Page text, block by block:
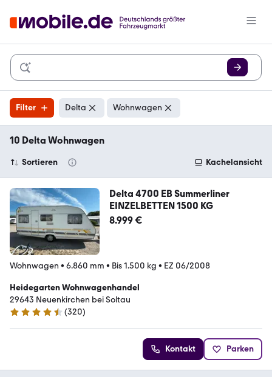
Filter Delta Wohnwagen
10 Delta Wohnwagen
Sortieren Kachelansicht
Delta 4700 EB Summerliner
EINZELBETTEN 1500 KG
8.999 €
Wohnwagen • 6.860 mm • Bis 1.500 kg • EZ 06/2008
Heidegarten Wohnwagenhandel
29643 Neuenkirchen bei Soltau
4.6 Sterne
(320)
Kontakt Parken